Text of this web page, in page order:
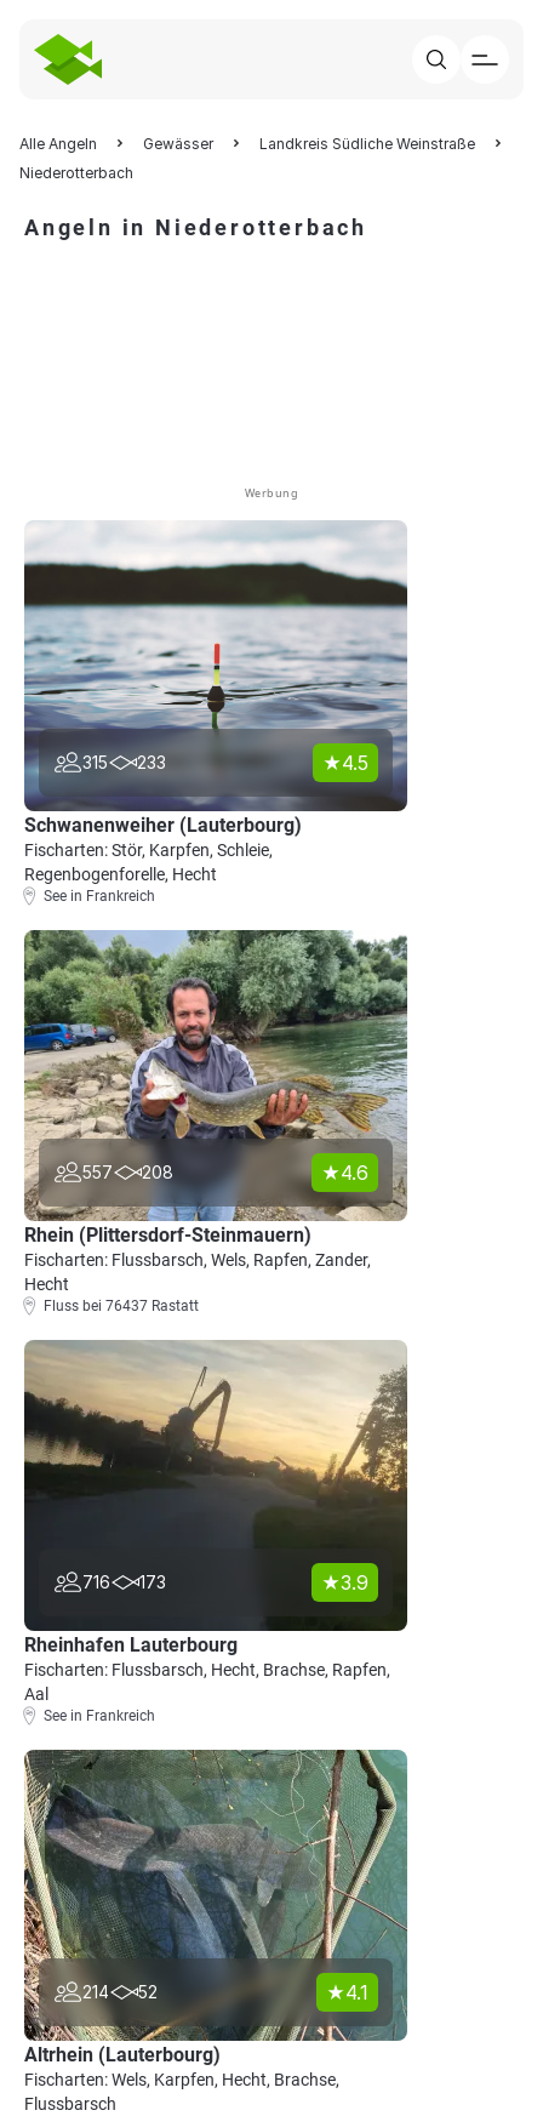
Alle Angeln Gewässer
Landkreis Südliche Weinstraße
Niederotterbach
Angeln in Niederotterbach
Werbung
315 233 4.5
Schwanenweiher (Lauterbourg)
Fischarten: Stör, Karpfen, Schleie,
Regenbogenforelle, Hecht
See in Frankreich
557 208 4.6
Rhein (Plittersdorf-Steinmauern)
Fischarten: Flussbarsch, Wels, Rapfen, Zander,
Hecht
Fluss bei 76437 Rastatt
716 173 3.9
Rheinhafen Lauterbourg
Fischarten: Flussbarsch, Hecht, Brachse, Rapfen,
Aal
See in Frankreich
214 52 4.1
Altrhein (Lauterbourg)
Fischarten: Wels, Karpfen, Hecht, Brachse,
Flussbarsch